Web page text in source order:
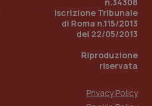
Iscrizione Tribunale
di Roma n.115/2013
del 22/05/2013
Riproduzione
riservata
Privacy Policy
1